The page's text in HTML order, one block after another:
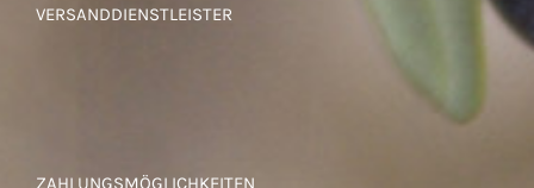
VERSANDDIENSTLEISTER
ZAHLUNGSMÖGLICHKEITEN